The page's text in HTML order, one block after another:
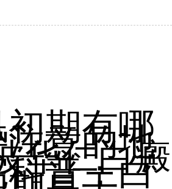
期有哪
意的地
华仁白癜
普：白